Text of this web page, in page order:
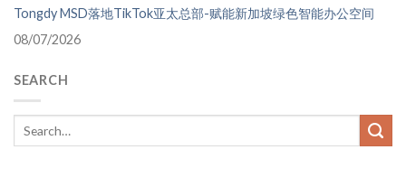
Tongdy MSD落地TikTok亚太总部-赋能新加坡绿色智能办公空间
08/07/2026
SEARCH